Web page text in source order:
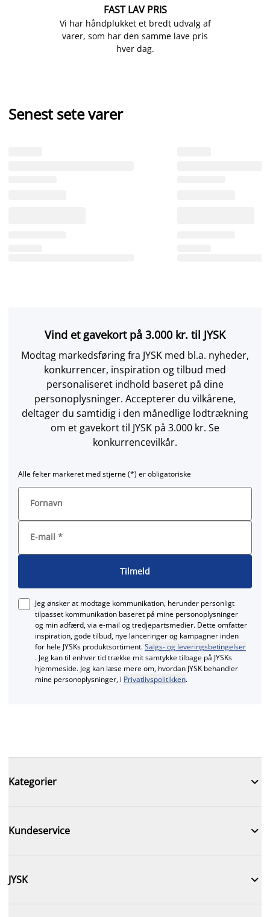
FAST LAV PRIS
Vi har håndplukket et bredt udvalg af
varer, som har den samme lave pris
hver dag.
Senest sete varer
Vind et gavekort på 3.000 kr. til JYSK
Modtag markedsføring fra JYSK med bl.a. nyheder,
konkurrencer, inspiration og tilbud med
personaliseret indhold baseret på dine
personoplysninger. Accepterer du vilkårene,
deltager du samtidig i den månedlige lodtrækning
om et gavekort til JYSK på 3.000 kr. Se
konkurrencevilkår.
Alle felter markeret med stjerne (*) er obligatoriske
Fornavn
E-mail *
Tilmeld
Jeg ønsker at modtage kommunikation, herunder personligt
tilpasset kommunikation baseret på mine personoplysninger
og min adfærd, via e‑mail og tredjepartsmedier. Dette omfatter
inspiration, gode tilbud, nye lanceringer og kampagner inden
for hele JYSKs produktsortiment.Salgs- og leveringsbetingelser
. Jeg kan til enhver tid trække mit samtykke tilbage på JYSKs
hjemmeside. Jeg kan læse mere om, hvordan JYSK behandler
mine personoplysninger, i Privatlivspolitikken.
Kategorier 
Kundeservice 
JYSK 